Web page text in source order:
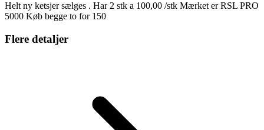
Helt ny ketsjer sælges . Har 2 stk a 100,00 /stk Mærket er RSL PRO
5000 Køb begge to for 150
Flere detaljer